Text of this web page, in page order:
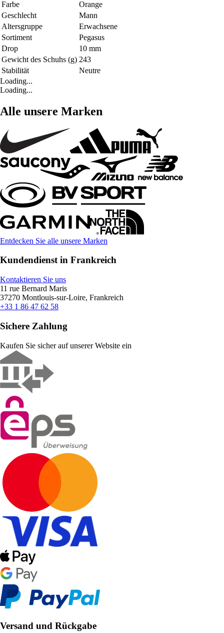
Farbe
Orange
Geschlecht
Mann
Altersgruppe
Erwachsene
Sortiment
Pegasus
Drop
10 mm
Gewicht des Schuhs (g) 243
Stabilität
Neutre
Loading...
Loading...
Alle unsere Marken
Entdecken Sie alle unsere Marken
Kundendienst in Frankreich
Kontaktieren Sie uns
11 rue Bernard Maris
37270 Montlouis-sur-Loire, Frankreich
+33 1 86 47 62 58
Sichere Zahlung
Kaufen Sie sicher auf unserer Website ein
Versand und Rückgabe